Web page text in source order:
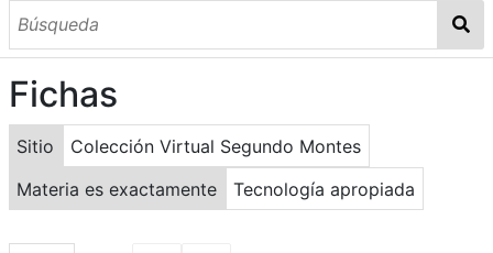
INICIO
SOBRE EL AUTOR
CONTENIDO
TODOS LOS DOCUMENTOS
CATEGORIAS
OBRAS SOBRE EL AUTOR P. SEGUNDO MONTES
MATERIAS
PALABRAS CLAVES
MULTIMEDIA
GALERÍA
Fichas
Sitio
Colección Virtual Segundo Montes
Materia es exactamente
Tecnología apropiada